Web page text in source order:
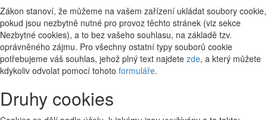
Zákon stanoví, že můžeme na vašem zařízení ukládat soubory cookie,
pokud jsou nezbytně nutné pro provoz těchto stránek (viz sekce
Nezbytné cookies), a to bez vašeho souhlasu, na základě tzv.
oprávněného zájmu. Pro všechny ostatní typy souborů cookie
potřebujeme váš souhlas, jehož plný text najdete zde, a který můžete
kdykoliv odvolat pomocí tohoto formuláře.
Druhy cookies